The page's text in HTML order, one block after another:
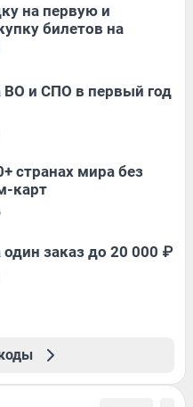
на первую и
билетов на
ВО и СПО в первый год
странах мира без
карт
один заказ до 20 000 ₽